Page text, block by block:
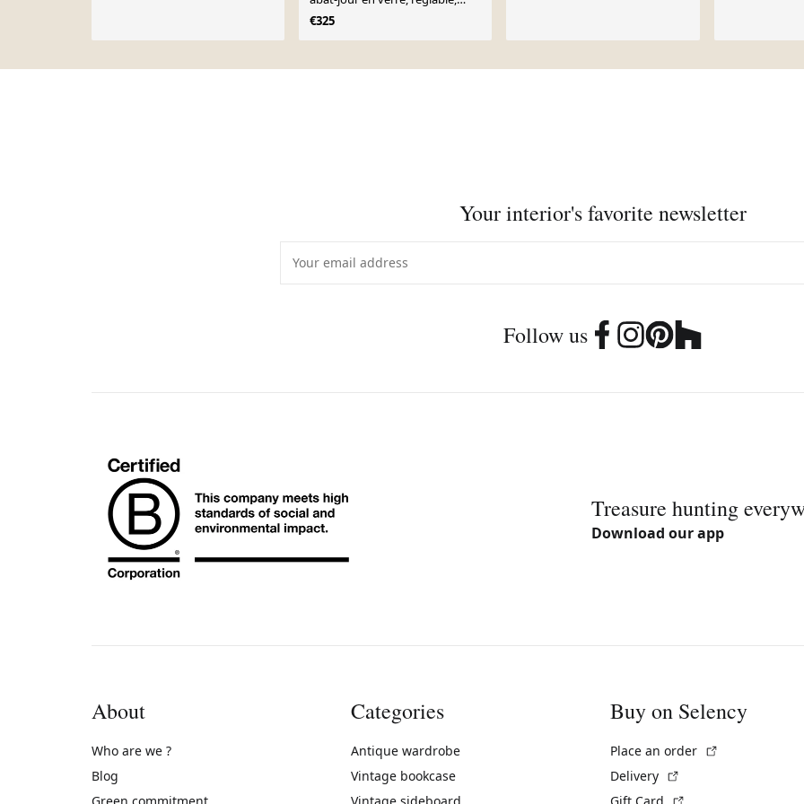
années 1930
€325
Your interior's favorite newsletter
Follow us
Treasure hunting
Download our app
About
Who are we ?
Blog
Green commitment
Categories
Antique wardrobe
Vintage bookcase
Vintage sideboard
Buy on Selency
Place an order
Delivery
Gift Card